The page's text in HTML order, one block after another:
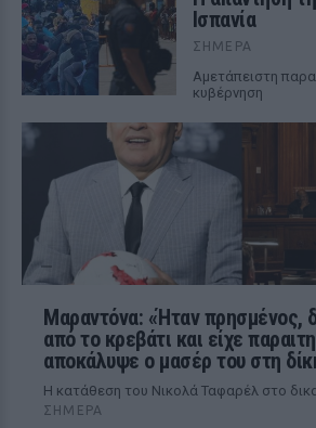
Ισπανία
ΣΉΜΕΡΑ
Αμετάπειστη
κυβέρνηση
Μαραντόνα: «Ήταν πρησμένος,
από το κρεβάτι και είχε
αποκάλυψε ο μασέρ του στη
Η κατάθεση του Νικολά Ταφαρέλ στο
ΣΉΜΕΡΑ